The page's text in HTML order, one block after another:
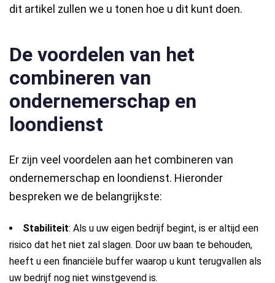
dit artikel zullen we u tonen hoe u dit kunt doen.
De voordelen van het
combineren van
ondernemerschap en
loondienst
Er zijn veel voordelen aan het combineren van
ondernemerschap en loondienst. Hieronder
bespreken we de belangrijkste:
Stabiliteit: Als u uw eigen bedrijf begint, is er altijd een
risico dat het niet zal slagen. Door uw baan te behouden,
heeft u een financiële buffer waarop u kunt terugvallen als
uw bedrijf nog niet winstgevend is.